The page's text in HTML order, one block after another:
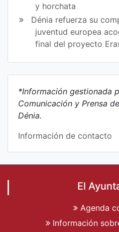
y horchata
Dénia refuerza su
juventud europea
final del proyecto
*Información gestionada
Comunicación y Prensa
Dénia.
Información de contacto
El
Agenda
Información